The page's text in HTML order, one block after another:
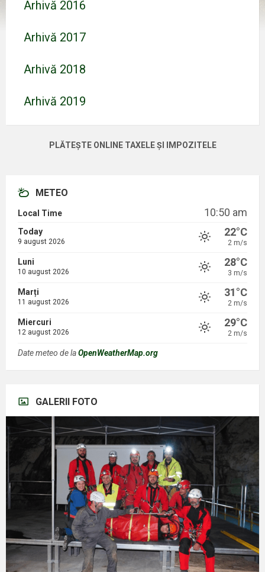
Arhivă 2016
Arhivă 2017
Arhivă 2018
Arhivă 2019
PLĂTEȘTE ONLINE TAXELE ȘI IMPOZITELE
METEO
Local Time 10:50 am
Today
9 august 2026
22°C
2 m/s
Luni
10 august 2026
28°C
3 m/s
Marți
11 august 2026
31°C
2 m/s
Miercuri
12 august 2026
29°C
2 m/s
Date meteo de laOpenWeatherMap.org
GALERII FOTO